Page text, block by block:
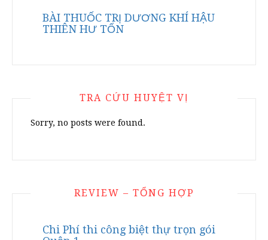
BÀI THUỐC TRỊ DƯƠNG KHÍ HẬU
THIÊN HƯ TỔN
TRA CỨU HUYỆT VỊ
Sorry, no posts were found.
REVIEW – TỔNG HỢP
Chi Phí thi công biệt thự trọn gói